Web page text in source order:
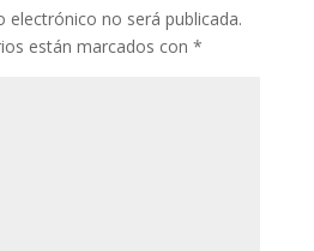
electrónico no será publicada.
están marcados con *